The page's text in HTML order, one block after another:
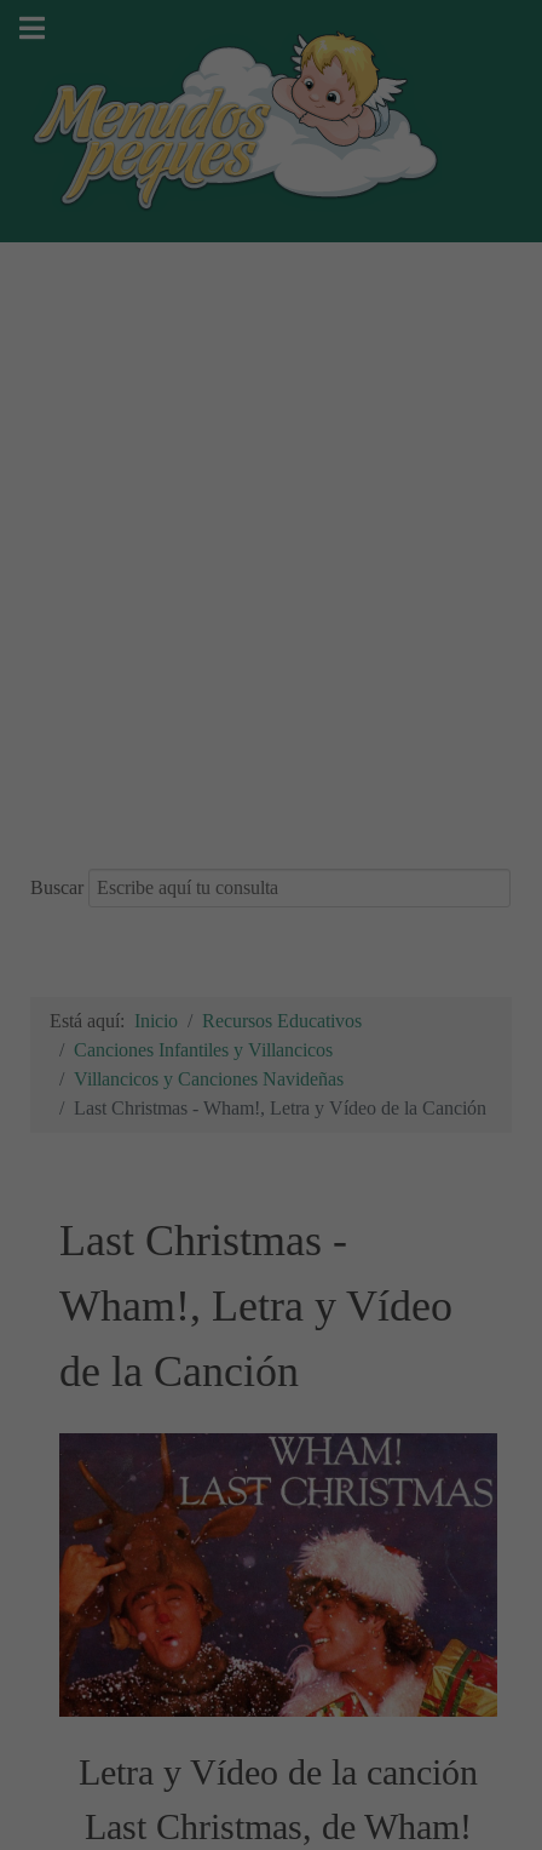
Buscar
Está aquí: Inicio
Recursos Educativos
Canciones Infantiles y Villancicos
Villancicos y Canciones Navideñas
Last Christmas - Wham!, Letra y Vídeo de la Canción
Last Christmas -
Wham!, Letra y Vídeo
de la Canción
Letra y Vídeo de la canción
Last Christmas, de Wham!